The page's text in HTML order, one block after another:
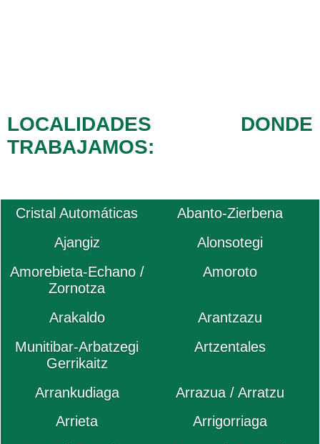
LOCALIDADES DONDE
TRABAJAMOS:
Cristal Automáticas
Abanto-Zierbena
Ajangiz
Alonsotegi
Amorebieta-Echano /
Zornotza
Amoroto
Arakaldo
Arantzazu
Munitibar-Arbatzegi
Gerrikaitz
Artzentales
Arrankudiaga
Arrazua / Arratzu
Arrieta
Arrigorriaga